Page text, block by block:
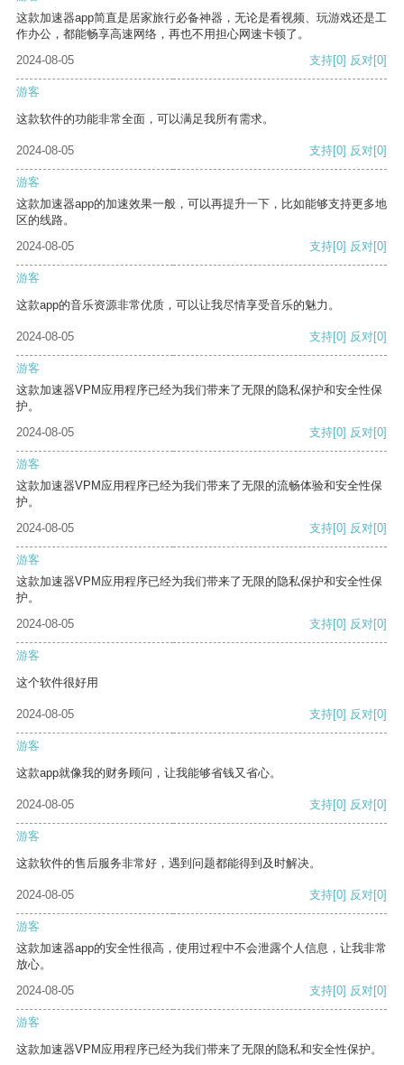
这款加速器app简直是居家旅行必备神器，无论是看视频、玩游戏还是工
作办公，都能畅享高速网络，再也不用担心网速卡顿了。
2024-08-05
支持[0] 反对[0]
游客
这款软件的功能非常全面，可以满足我所有需求。
2024-08-05 支持[0] 反对[0]
游客
这款加速器app的加速效果一般，可以再提升一下，比如能够支持更多地
区的线路。
2024-08-05
支持[0] 反对[0]
游客
这款app的音乐资源非常优质，可以让我尽情享受音乐的魅力。
2024-08-05 支持[0] 反对[0]
游客
这款加速器VPM应用程序已经为我们带来了无限的隐私保护和安全性保
护。
2024-08-05
支持[0] 反对[0]
游客
这款加速器VPM应用程序已经为我们带来了无限的流畅体验和安全性保
护。
2024-08-05
支持[0] 反对[0]
游客
这款加速器VPM应用程序已经为我们带来了无限的隐私保护和安全性保
护。
2024-08-05
支持[0] 反对[0]
游客
这个软件很好用
2024-08-05 支持[0] 反对[0]
游客
这款app就像我的财务顾问，让我能够省钱又省心。
2024-08-05 支持[0] 反对[0]
游客
这款软件的售后服务非常好，遇到问题都能得到及时解决。
2024-08-05 支持[0] 反对[0]
游客
这款加速器app的安全性很高，使用过程中不会泄露个人信息，让我非常
放心。
2024-08-05
支持[0] 反对[0]
游客
这款加速器VPM应用程序已经为我们带来了无限的隐私和安全性保护。